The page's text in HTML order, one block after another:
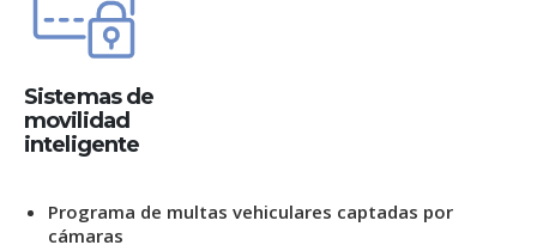
Sistemas de
movilidad
inteligente
Programa de multas vehiculares captadas por
cámaras